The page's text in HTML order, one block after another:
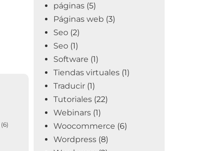
(6)
páginas (5)
Páginas web (3)
Seo (2)
Seo (1)
Software (1)
Tiendas virtuales (1)
Traducir (1)
Tutoriales (22)
Webinars (1)
Woocommerce (6)
Wordpress (8)